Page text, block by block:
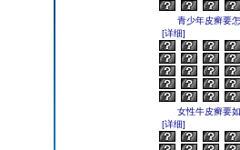
青少年皮癣要怎
[详细]
女性牛皮癣要如
[详细]